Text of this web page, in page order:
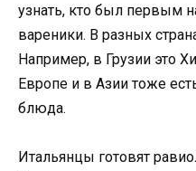
узнать, кто был первым
вареники. В разных
Например, в Грузии это
Европе и в Азии тоже
блюда.
Итальянцы готовят